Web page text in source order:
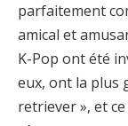
parfaitement
amical et
K-Pop ont été
eux, ont la plus
retriever », et